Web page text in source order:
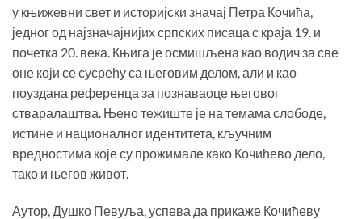
у књижевни свет и историјски значај Петра Кочића,
једног од најзначајнијих српских писаца с краја 19. и
почетка 20. века. Књига је осмишљена као водич за све
оне који се сусрећу са његовим делом, али и као
поуздана референца за познаваоце његовог
стваралаштва. Њено тежиште је на темама слободе,
истине и националног идентитета, кључним
вредностима које су прожимале како Кочићево дело,
тако и његов живот.
Аутор, Душко Певуља, успева да прикаже Кочићеву